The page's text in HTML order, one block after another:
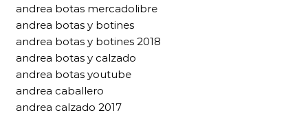
andrea botas mercadolibre
andrea botas y botines
andrea botas y botines 2018
andrea botas y calzado
andrea botas youtube
andrea caballero
andrea calzado 2017